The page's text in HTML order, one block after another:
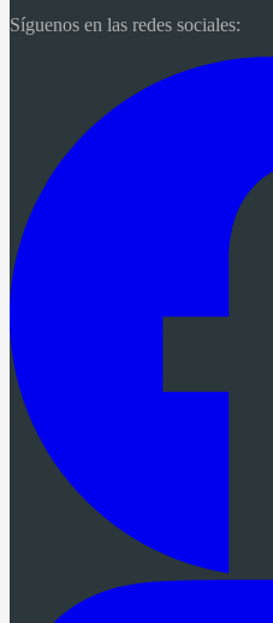
Síguenos en las redes sociales: